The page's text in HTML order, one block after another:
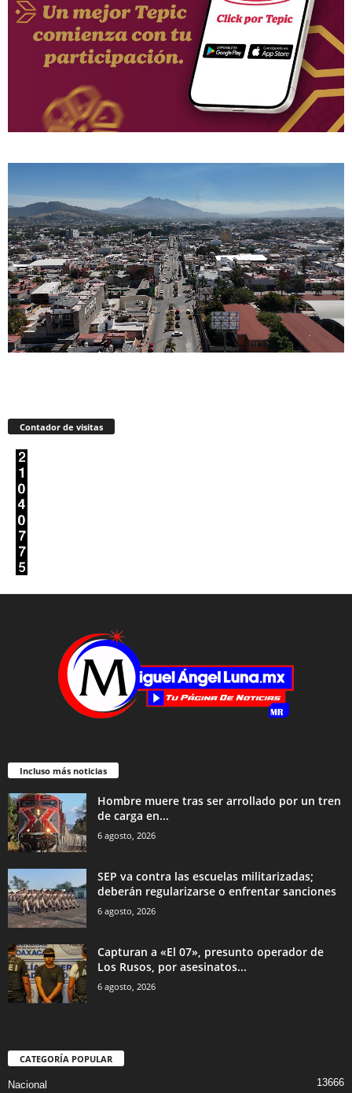
Contador de visitas
Incluso más noticias
Hombre muere tras ser arrollado por un tren
de carga en...
6 agosto, 2026
SEP va contra las escuelas militarizadas;
deberán regularizarse o enfrentar sanciones
6 agosto, 2026
Capturan a «El 07», presunto operador de
Los Rusos, por asesinatos...
6 agosto, 2026
CATEGORÍA POPULAR
Nacional 13666